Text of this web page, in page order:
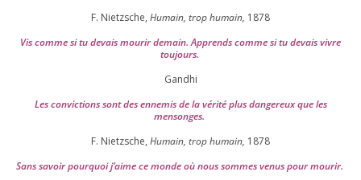
F. Nietzsche, Humain, trop humain, 1878
Vis comme si tu devais mou­rir demain. Apprends comme si tu devais vivre
toujours.
Gandhi
Les convic­tions sont des enne­mis de la véri­té plus dan­ge­reux que les
mensonges.
F. Nietzsche, Humain, trop humain, 1878
Sans savoir pour­quoi j’aime ce monde où nous sommes venus pour mourir.